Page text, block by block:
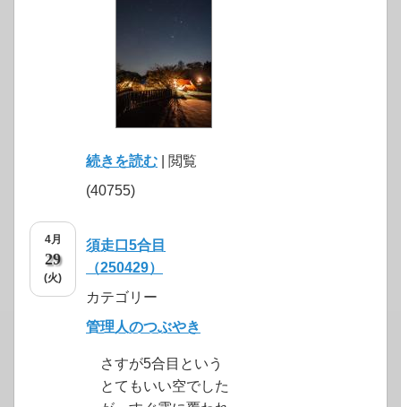
続きを読む | 閲覧
(40755)
4月
29
(火)
須走口5合目
（250429）
カテゴリー
管理人のつぶやき
さすが5合目という
とてもいい空でした